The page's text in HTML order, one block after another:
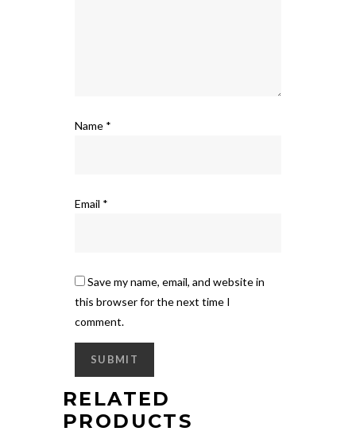
Name *
Email *
Save my name, email, and website in
this browser for the next time I
comment.
RELATED
PRODUCTS